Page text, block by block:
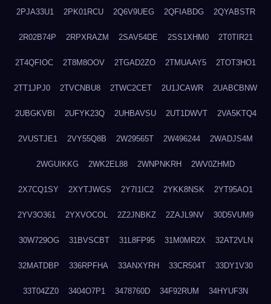
2PJA33U1 2PK01RCU 2Q6V9UEG 2QFIABDG 2QYABSTR
2R02B74P 2RPXRAZM 2SAV54DE 2SS1XHM0 2T0TIR21
2T4QFIOC 2T8M8OOV 2TGAD2ZO 2TMUAAY5 2TOT3HO1
2TT1JPJ0 2TVCNBU8 2TWC2CET 2U1JCAWR 2UABCBNW
2UBGKVBI 2UFYK23Q 2UHBAVSU 2UT1DWVT 2VA5KTQ4
2VUSTJE1 2VY55Q8B 2W29565T 2W496244 2WADJS4M
2WGUIKKG 2WK2EL88 2WNPNKRH 2WV0ZHMD
2X7CQ1SY 2XYTJWGS 2Y7I1IC2 2YKK8NSK 2YT95AO1
2YV3O361 2YXVOCOL 2Z2JNBKZ 2ZAJL9NV 30D5VUM9
30W729OG 31BVSCBT 31L8FP95 31M0MR2X 32AT2VLN
32MATDBP 336RPFHA 33ANXYRH 33CR504T 33DY1V30
33T04ZZ0 3404O7P1 3478760D 34F92RUM 34HYUF3N